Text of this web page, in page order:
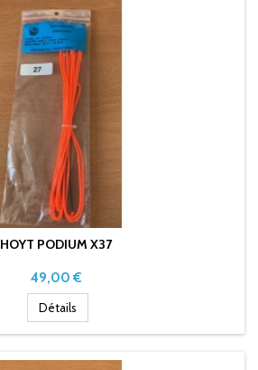
HOYT PODIUM X37
Prix
49,00 €
Détails